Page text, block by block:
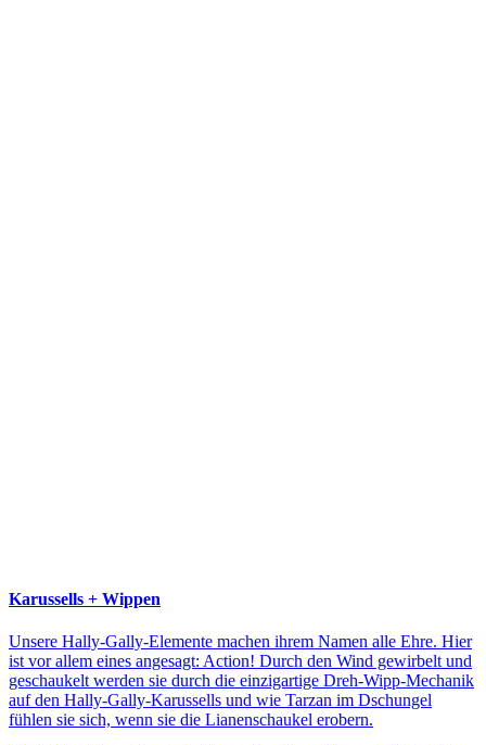
Karussells + Wippen
Unsere Hally-Gally-Elemente machen ihrem Namen alle Ehre. Hier
ist vor allem eines angesagt: Action! Durch den Wind gewirbelt und
geschaukelt werden sie durch die einzigartige Dreh-Wipp-Mechanik
auf den Hally-Gally-Karussells und wie Tarzan im Dschungel
fühlen sie sich, wenn sie die Lianenschaukel erobern.